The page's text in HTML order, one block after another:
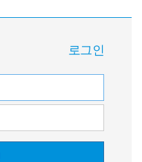
로그인